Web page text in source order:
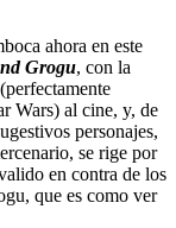
ahora en este
Grogu, con la
Wars) al cine, y, de
personajes,
se rige por
en contra de los
que es como ver